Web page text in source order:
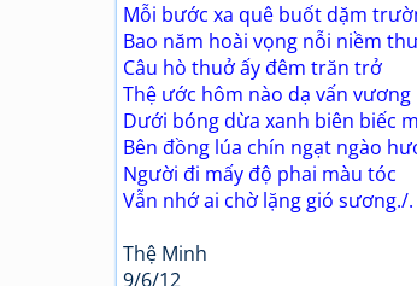
Mỗi bước xa quê buốt dặm
Bao năm hoài vọng nỗi niềm
Câu hò thuở ấy đêm trăn trở
Thệ ước hôm nào dạ vấn vương
Dưới bóng dừa xanh biên biếc
Bên đồng lúa chín ngạt ngào
Người đi mấy độ phai màu tóc
Vẫn nhớ ai chờ lặng gió sương./.
Thệ Minh
9/6/12